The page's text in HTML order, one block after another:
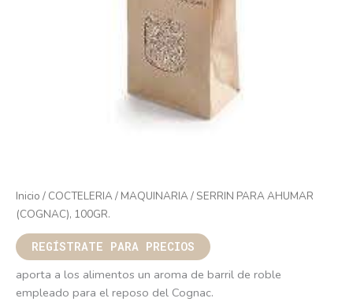
Inicio / COCTELERIA/ MAQUINARIA/ SERRIN PARA AHUMAR
(COGNAC), 100GR.
REGÍSTRATE PARA PRECIOS
aporta a los alimentos un aroma de barril de roble
empleado para el reposo del Cognac.